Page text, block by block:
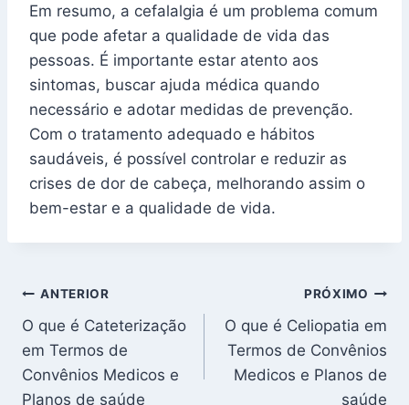
Em resumo, a cefalalgia é um problema comum
que pode afetar a qualidade de vida das
pessoas. É importante estar atento aos
sintomas, buscar ajuda médica quando
necessário e adotar medidas de prevenção.
Com o tratamento adequado e hábitos
saudáveis, é possível controlar e reduzir as
crises de dor de cabeça, melhorando assim o
bem-estar e a qualidade de vida.
Navegação
de
Post
ANTERIOR
O que é Cateterização
em Termos de
Convênios Medicos e
Planos de saúde
PRÓXIMO
O que é Celiopatia em
Termos de Convênios
Medicos e Planos de
saúde